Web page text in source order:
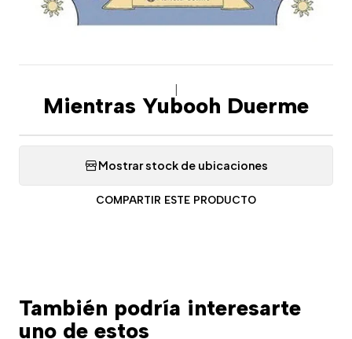
Mientras Yubooh Duerme
Mostrar stock de ubicaciones
COMPARTIR ESTE PRODUCTO
También podría interesarte
uno de estos